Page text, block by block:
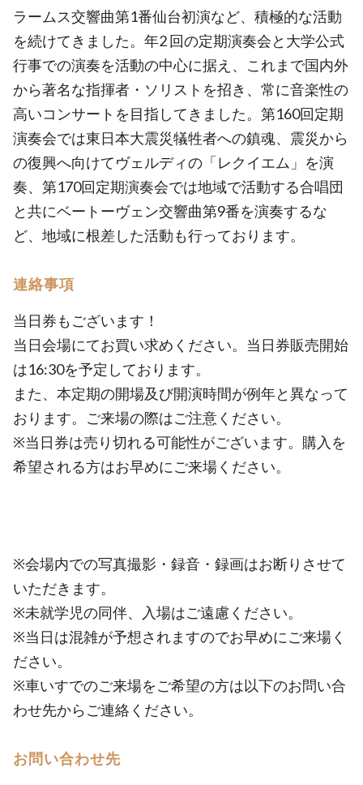
ラームス交響曲第1番仙台初演など、積極的な活動
を続けてきました。年2 回の定期演奏会と大学公式
行事での演奏を活動の中心に据え、これまで国内外
から著名な指揮者・ソリストを招き、常に音楽性の
高いコンサートを目指してきました。第160回定期
演奏会では東日本大震災犠牲者への鎮魂、震災から
の復興へ向けてヴェルディの「レクイエム」を演
奏、第170回定期演奏会では地域で活動する合唱団
と共にベートーヴェン交響曲第9番を演奏するな
ど、地域に根差した活動も行っております。
連絡事項
当日券もございます！
当日会場にてお買い求めください。当日券販売開始
は16:30を予定しております。
また、本定期の開場及び開演時間が例年と異なって
おります。ご来場の際はご注意ください。
※当日券は売り切れる可能性がございます。購入を
希望される方はお早めにご来場ください。
※会場内での写真撮影・録音・録画はお断りさせて
いただきます。
※未就学児の同伴、入場はご遠慮ください。
※当日は混雑が予想されますのでお早めにご来場く
ださい。
※車いすでのご来場をご希望の方は以下のお問い合
わせ先からご連絡ください。
お問い合わせ先